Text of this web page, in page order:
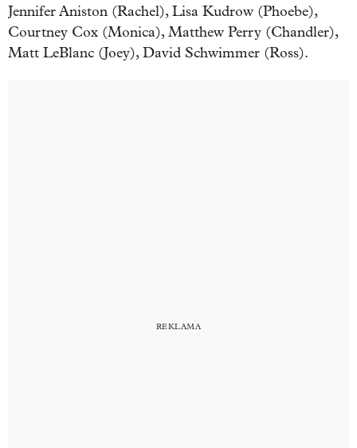
Jennifer Aniston (Rachel), Lisa Kudrow (Phoebe),
Courtney Cox (Monica), Matthew Perry (Chandler),
Matt LeBlanc (Joey), David Schwimmer (Ross).